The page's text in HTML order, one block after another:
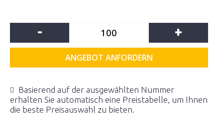
- +
ANGEBOT ANFORDERN
Basierend auf der ausgewählten Nummer
erhalten Sie automatisch eine Preistabelle, um Ihnen
die beste Preisauswahl zu bieten.